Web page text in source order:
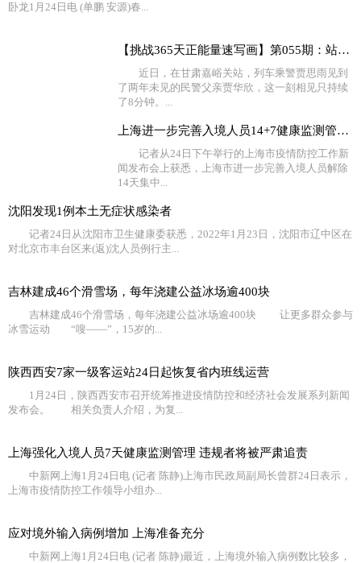
卧龙1月24日电 (单鹏 安源)春...
【挑战365天正能量速写画】第055期：站台相聚的8分钟她等
近日，在甘肃嘉峪关站，列车乘警贾思雨见到
了两年未见的民警父亲贾华欣，这一刻相见只持续
了8分钟。...
上海进一步完善入境人员14+7健康监测管理服务
记者从24日下午举行的上海市疫情防控工作新
闻发布会上获悉，上海市进一步完善入境人员解除
14天集中...
沈阳发现1例本土无症状感染者
记者24日从沈阳市卫生健康委获悉，2022年1月23日，沈阳市辽中区在
对北京市丰台区来(返)沈人员例行主...
吉林建成46个滑雪场，每年浇建公益冰场逾400块
吉林建成46个滑雪场，每年浇建公益冰场逾400块 让更多群众参与
冰雪运动 “嗖——”，15岁的...
陕西西安7家一级客运站24日起恢复省内班线运营
1月24日，陕西西安市召开统筹推进疫情防控和经济社会发展系列新闻
发布会。 相关负责人介绍，为复...
上海强化入境人员7天健康监测管理 违规者将被严肃追责
中新网上海1月24日电 (记者 陈静)上海市民政局副局长曾群24日表示，
上海市疫情防控工作领导小组办...
应对境外输入病例增加 上海准备充分
中新网上海1月24日电 (记者 陈静)最近，上海境外输入病例数比较多，